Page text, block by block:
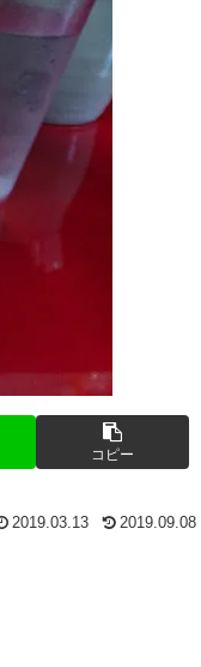
コピー
2019.03.13 2019.09.08